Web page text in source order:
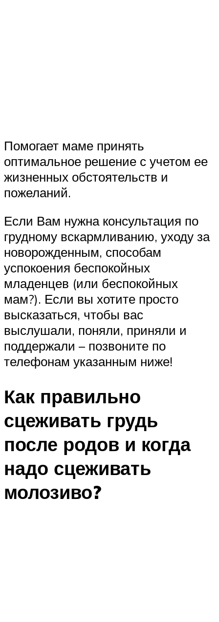
Помогает маме принять
оптимальное решение с учетом ее
жизненных обстоятельств и
пожеланий.
Если Вам нужна консультация по
грудному вскармливанию, уходу за
новорожденным, способам
успокоения беспокойных
младенцев (или беспокойных
мам?). Если вы хотите просто
высказаться, чтобы вас
выслушали, поняли, приняли и
поддержали – позвоните по
телефонам указанным ниже!
Как правильно
сцеживать грудь
после родов и когда
надо сцеживать
молозиво?